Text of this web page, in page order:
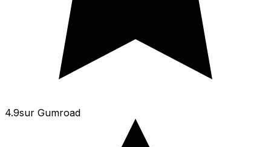
4.9sur Gumroad